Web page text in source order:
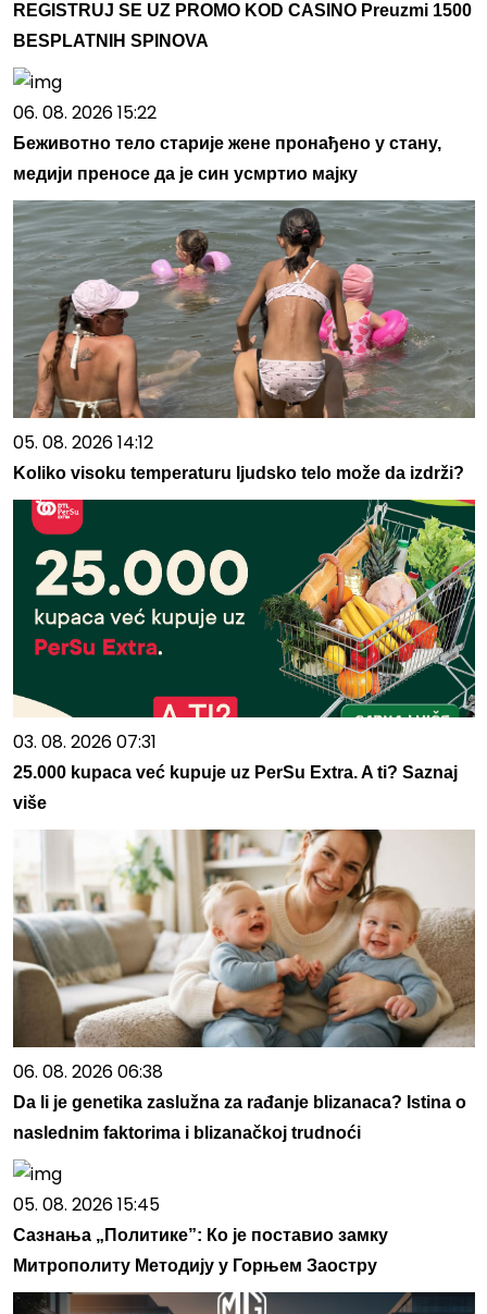
REGISTRUJ SE UZ PROMO KOD CASINO Preuzmi 1500
BESPLATNIH SPINOVA
06. 08. 2026 15:22
Беживотно тело старије жене пронађено у стану,
медији преносе да је син усмртио мајку
05. 08. 2026 14:12
Koliko visoku temperaturu ljudsko telo može da izdrži?
03. 08. 2026 07:31
25.000 kupaca već kupuje uz PerSu Extra. A ti? Saznaj
više
06. 08. 2026 06:38
Da li je genetika zaslužna za rađanje blizanaca? Istina o
naslednim faktorima i blizanačkoj trudnoći
05. 08. 2026 15:45
Сазнања „Политике”: Ко је поставио замку
Митрополиту Методију у Горњем Заостру